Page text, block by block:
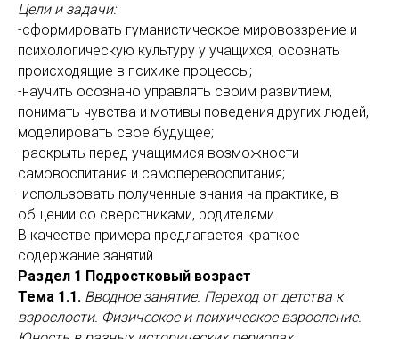
Цели и задачи:
-сформировать гуманистическое мировоззрение и
психологическую культуру у учащихся, осознать
происходящие в психике процессы;
-научить осознано управлять своим развитием,
понимать чувства и мотивы поведения других людей,
моделировать свое будущее;
-раскрыть перед учащимися возможности
самовоспитания и самоперевоспитания;
-использовать полученные знания на практике, в
общении со сверстниками, родителями.
В качестве примера предлагается краткое
содержание занятий.
Раздел 1 Подростковый возраст
Тема 1.1. Вводное занятие. Переход от детства к
взрослости. Физическое и психическое взросление.